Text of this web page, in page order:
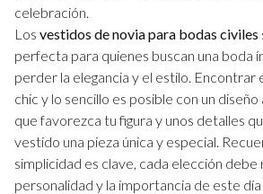
celebración.
Los vestidos de novia para bodas civiles
perfecta para quienes buscan una boda
perder la elegancia y el estilo. Encontrar
chic y lo sencillo es posible con un
que favorezca tu figura y unos detalles
vestido una pieza única y especial.
simplicidad es clave, cada elección
personalidad y la importancia de este